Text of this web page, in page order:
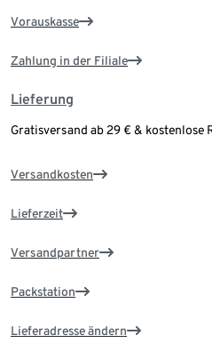
Vorauskasse
Zahlung in der Filiale
Lieferung
Gratisversand ab 29 € & kostenlose
Versandkosten
Lieferzeit
Versandpartner
Packstation
Lieferadresse ändern